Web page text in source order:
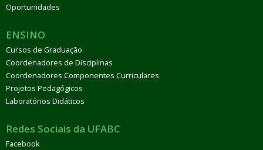
Oportunidades
ENSINO
Cursos de Graduação
Coordenadores de Disciplinas
Coordenadores Componentes Curriculares
Projetos Pedagógicos
Laboratórios Didáticos
Redes Sociais da UFABC
Facebook